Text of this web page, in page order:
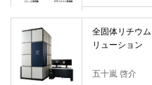
全固体リチウ
リューション
五十嵐 啓介